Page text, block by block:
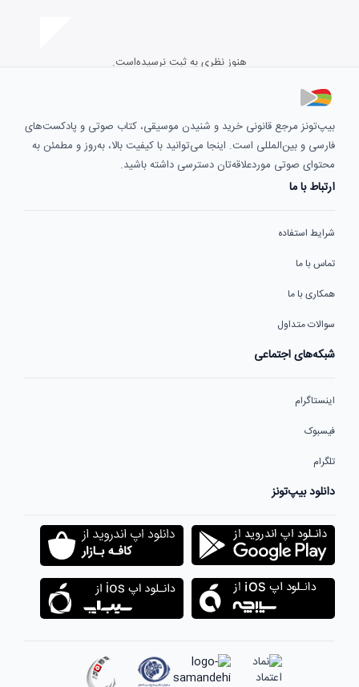
هنوز نظری به ثبت نرسیده‌است.
بیپ‌تونز مرجع قانونی خرید و شنیدن موسیقی، کتاب صوتی و پادکست‌های
فارسی و بین‌المللی است. اینجا می‌توانید با کیفیت بالا، به‌روز و مطمئن به
محتوای صوتی موردعلاقه‌تان دسترسی داشته باشید.
ارتباط با ما
شرایط استفاده
تماس با ما
همکاری با ما
سوالات متداول
شبکه‌های اجتماعی
اینستاگرام
فیسبوک
تلگرام
دانلود بیپ‌تونز